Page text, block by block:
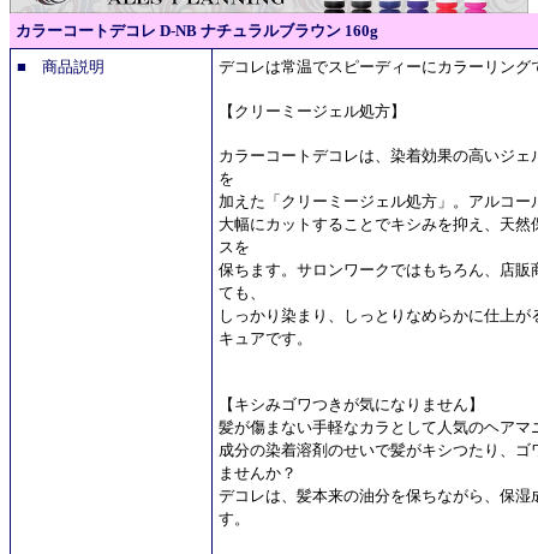
カラーコートデコレ D-NB ナチュラルブラウン 160g
■ 商品説明
デコレは常温でスピーディーにカラーリング
【クリーミージェル処方】
カラーコートデコレは、染着効果の高いジ
を
加えた「クリーミージェル処方」。アルコー
大幅にカットすることでキシみを抑え、天
スを
保ちます。サロンワークではもちろん、店販
ても、
しっかり染まり、しっとりなめらかに仕上
キュアです。
【キシみゴワつきが気になりません】
髪が傷まない手軽なカラとして人気のヘアマ
成分の染着溶剤のせいで髪がキシつたり、
ませんか？
デコレは、髪本来の油分を保ちながら、保湿
す。